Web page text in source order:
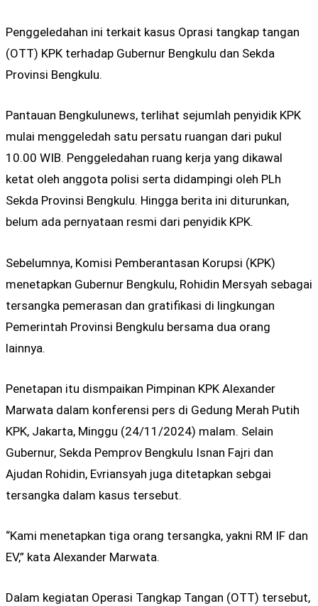
Penggeledahan ini terkait kasus Oprasi tangkap tangan
(OTT) KPK terhadap Gubernur Bengkulu dan Sekda
Provinsi Bengkulu.
Pantauan Bengkulunews, terlihat sejumlah penyidik KPK
mulai menggeledah satu persatu ruangan dari pukul
10.00 WIB. Penggeledahan ruang kerja yang dikawal
ketat oleh anggota polisi serta didampingi oleh PLh
Sekda Provinsi Bengkulu. Hingga berita ini diturunkan,
belum ada pernyataan resmi dari penyidik KPK.
Sebelumnya, Komisi Pemberantasan Korupsi (KPK)
menetapkan Gubernur Bengkulu, Rohidin Mersyah sebagai
tersangka pemerasan dan gratifikasi di lingkungan
Pemerintah Provinsi Bengkulu bersama dua orang
lainnya.
Penetapan itu dismpaikan Pimpinan KPK Alexander
Marwata dalam konferensi pers di Gedung Merah Putih
KPK, Jakarta, Minggu (24/11/2024) malam. Selain
Gubernur, Sekda Pemprov Bengkulu Isnan Fajri dan
Ajudan Rohidin, Evriansyah juga ditetapkan sebgai
tersangka dalam kasus tersebut.
“Kami menetapkan tiga orang tersangka, yakni RM IF dan
EV,” kata Alexander Marwata.
Dalam kegiatan Operasi Tangkap Tangan (OTT) tersebut,